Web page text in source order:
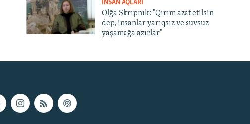
İNSAN AQLARI
Olğa Skrıpnık: "Qırım azat etilsin
dep, insanlar yarıqsız ve suvsuz
yaşamağa azırlar"